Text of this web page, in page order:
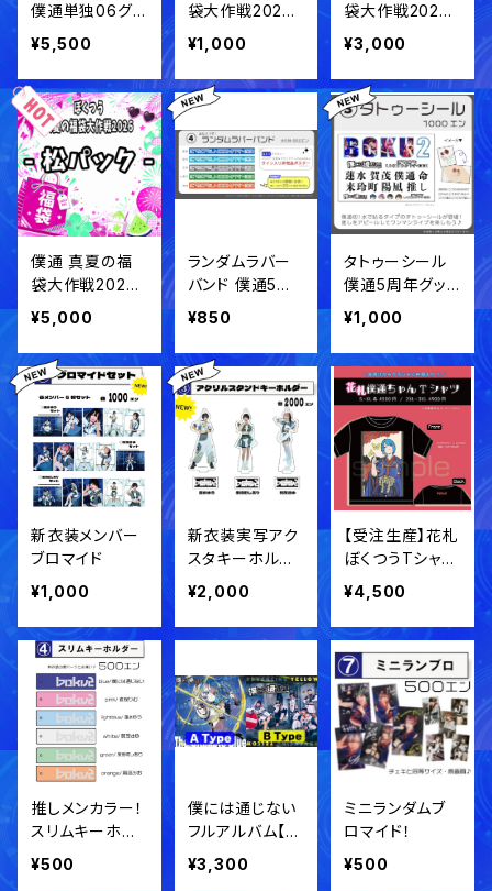
僕通単独06グッ
ズ【事前通販】
¥5,500
袋大作戦2026
⚡︎⚡︎ 《梅パック》
¥1,000
袋大作戦2026
⚡︎⚡︎ 《竹パック》
¥3,000
僕通 真夏の福
袋大作戦2026
⚡︎⚡︎ 《松パック》
¥5,000
ランダムラバー
バンド 僕通5周
年グッズ【事後通
¥850
タトゥーシール
僕通5周年グッ
ズ【事後通販】
¥1,000
新衣装メンバー
ブロマイド
¥1,000
新衣装実写アク
スタキーホルダ
ー
¥2,000
【受注生産】花札
ぼくつうTシャ
ツ！
¥4,500
推しメンカラー！
スリムキーホル
ダー
¥500
僕には通じない
フルアルバム【T
ypeA/TypeB】
¥3,300
ミニランダムブ
ロマイド！
¥500